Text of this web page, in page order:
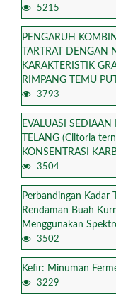
5215
PENGARUH
TARTRAT
KARAKTERISTIK
RIMPANG TEMU
3793
EVALUASI
TELANG (Clitoria
KONSENTRASI
3504
Perbandingan Kadar
Rendaman Buah
Menggunakan
3502
Kefir: Minuman
3229